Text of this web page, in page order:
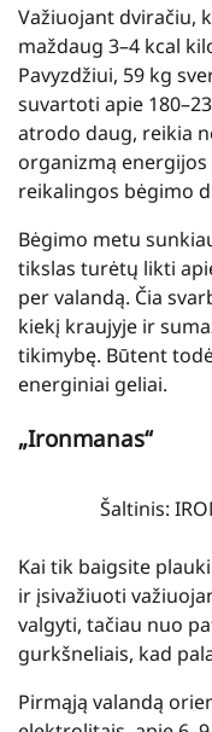
Važiuojant dviračiu,
maždaug 3–4 kcal
Pavyzdžiui, 59 kg
suvartoti apie
atrodo daug, reikia
organizmą
reikalingos bėgimo
Bėgimo metu
tikslas turėtų likti
per valandą. Čia
kiekį kraujyje ir
tikimybę. Būtent
energiniai geliai.
„Ironmanas“
Šaltinis:
Kai tik baigsite
ir įsivažiuoti
valgyti, tačiau nuo
gurkšneliais, kad
Pirmąją valandą